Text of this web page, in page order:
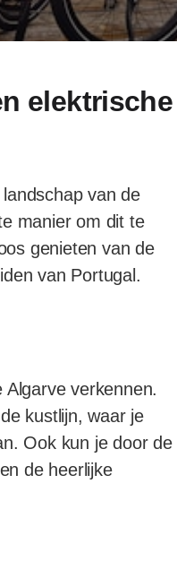
elektrische
van de
manier om dit te
genieten van de
van Portugal.
verkennen.
kustlijn, waar je
Ook kun je door de
de heerlijke